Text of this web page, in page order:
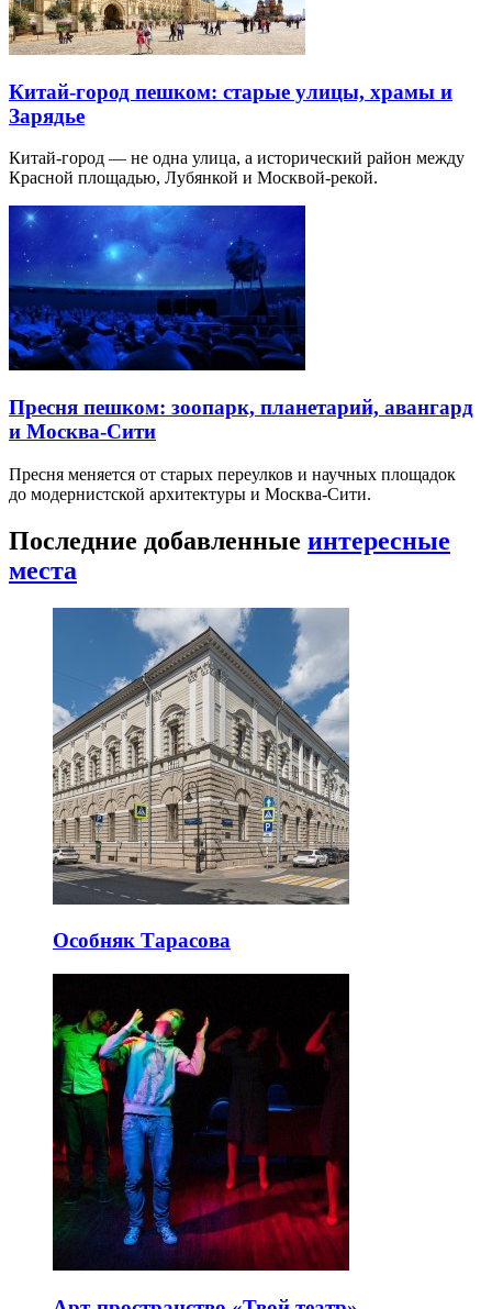
Китай-город пешком: старые улицы, храмы и
Зарядье
Китай-город — не одна улица, а исторический район между
Красной площадью, Лубянкой и Москвой-рекой.
Пресня пешком: зоопарк, планетарий, авангард
и Москва-Сити
Пресня меняется от старых переулков и научных площадок
до модернистской архитектуры и Москва-Сити.
Последние добавленные интересные
места
Особняк Тарасова